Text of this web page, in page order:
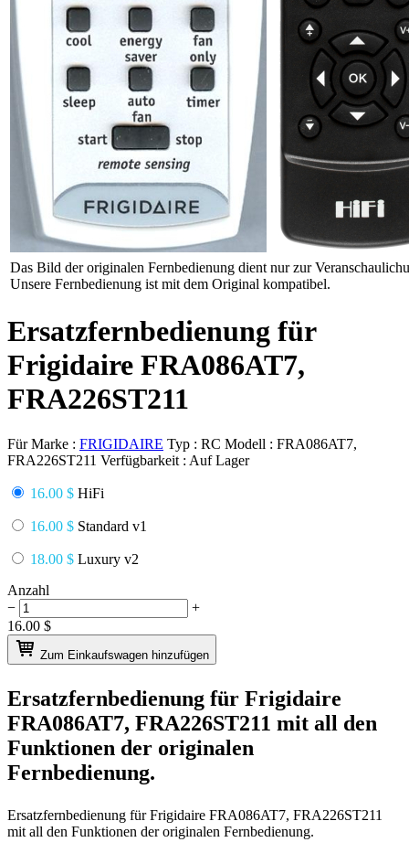
Das Bild der originalen Fernbedienung dient nur zur
Unsere Fernbedienung ist mit dem Original kompatibel.
Ersatzfernbedienung für
Frigidaire FRA086AT7,
FRA226ST211
Für Marke : FRIGIDAIRE Typ : RC Modell : FRA086AT7,
FRA226ST211 Verfügbarkeit : Auf Lager
16.00 $ HiFi
16.00 $ Standard v1
18.00 $ Luxury v2
Anzahl
−
+
16.00 $
Zum Einkaufswagen hinzufügen
Ersatzfernbedienung für Frigidaire
FRA086AT7, FRA226ST211 mit all den
Funktionen der originalen
Fernbedienung.
Ersatzfernbedienung fürFrigidaire FRA086AT7, FRA226ST211
mit all den Funktionen der originalen Fernbedienung.